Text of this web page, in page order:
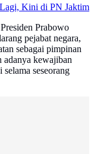
Kini di PN Jaktim
Prabowo
pejabat negara,
sebagai pimpinan
adanya kewajiban
seseorang